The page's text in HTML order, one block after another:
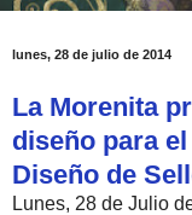
lunes, 28 de julio de 2014
La Morenita
diseño para
Diseño de
Lunes, 28 de Julio